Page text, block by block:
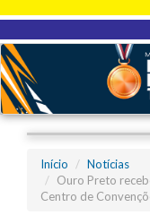
Início
Notícias
Ouro Preto
Centro de